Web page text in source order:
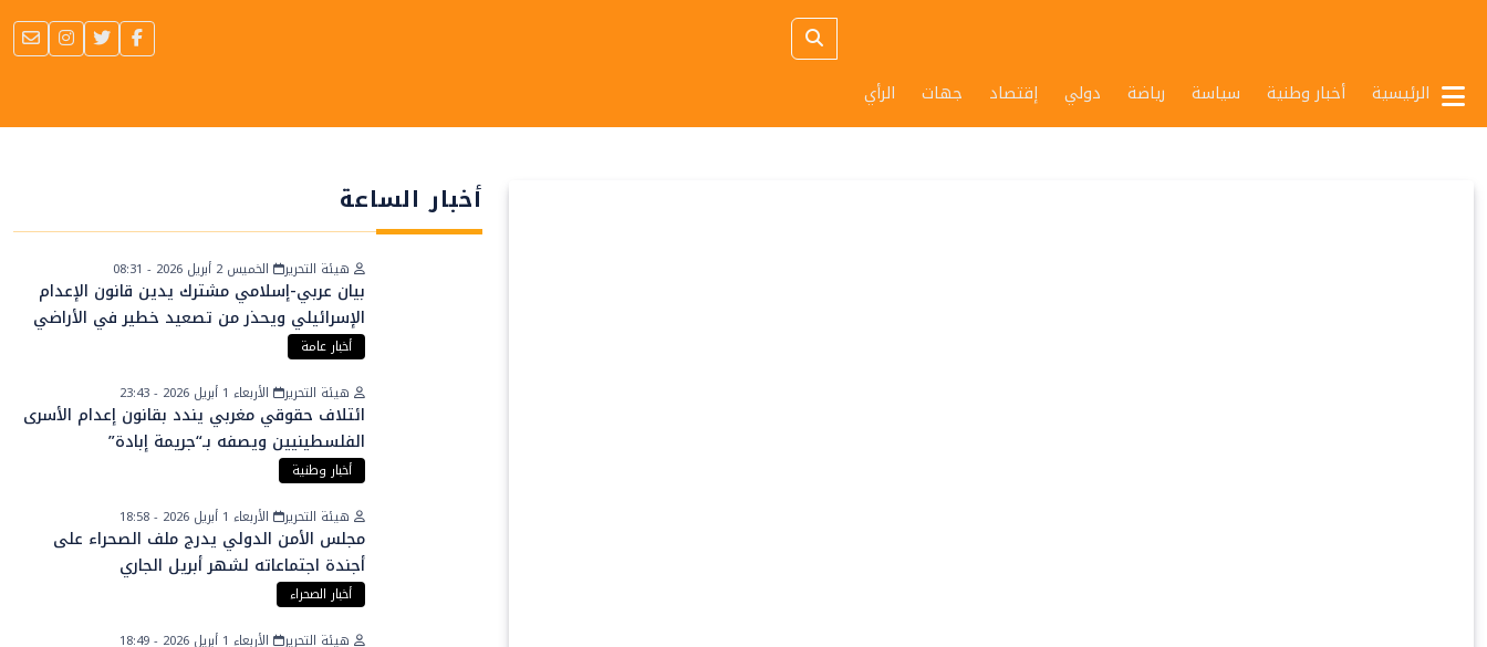
الرئيسية أخبار وطنية سياسة رياضة دولي إقتصاد جهات الرأي
أخبار الساعة
هيئة التحرير الخميس 2 أبريل 2026 - 08:31
بيان عربي-إسلامي مشترك يدين قانون الإعدام
الإسرائيلي ويحذر من تصعيد خطير في الأراضي
الفلسطينية
أخبار عامة
هيئة التحرير
الأربعاء 1 أبريل 2026 - 23:43
ائتلاف حقوقي مغربي يندد بقانون إعدام الأسرى
الفلسطينيين ويصفه بـ“جريمة إبادة”
أخبار وطنية
هيئة التحرير
الأربعاء 1 أبريل 2026 - 18:58
مجلس الأمن الدولي يدرج ملف الصحراء على
أجندة اجتماعاته لشهر أبريل الجاري
أخبار الصحراء
هيئة التحرير
الأربعاء 1 أبريل 2026 - 18:49